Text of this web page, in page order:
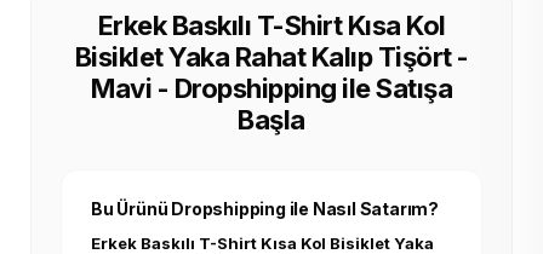
Erkek Baskılı T-Shirt Kısa Kol
Bisiklet Yaka Rahat Kalıp Tişört -
Mavi - Dropshipping ile Satışa
Başla
Bu Ürünü Dropshipping ile Nasıl Satarım?
Erkek Baskılı T-Shirt Kısa Kol Bisiklet Yaka